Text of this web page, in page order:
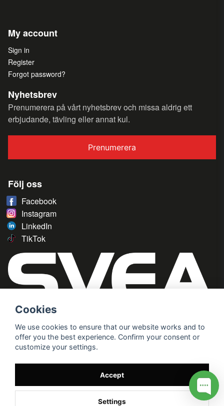
My account
Sign in
Register
Forgot password?
Nyhetsbrev
Prenumerera på vårt nyhetsbrev och missa aldrig ett
erbjudande, tävling eller annat kul.
Prenumerera
Följ oss
Facebook
Instagram
LinkedIn
TikTok
Cookies
We use cookies to ensure that our website works and to
offer you the best experience. Confirm your consent or
customize your settings.
Accept
Settings